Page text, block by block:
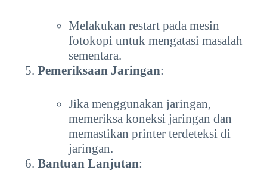
Melakukan restart pada mesin
fotokopi untuk mengatasi masalah
sementara.
Pemeriksaan Jaringan:
Jika menggunakan jaringan,
memeriksa koneksi jaringan dan
memastikan printer terdeteksi di
jaringan.
Bantuan Lanjutan: